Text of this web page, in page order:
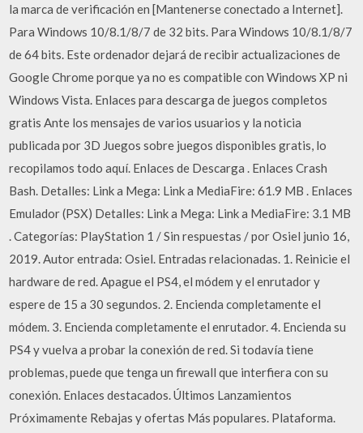
la marca de verificación en [Mantenerse conectado a Internet].
Para Windows 10/8.1/8/7 de 32 bits. Para Windows 10/8.1/8/7
de 64 bits. Este ordenador dejará de recibir actualizaciones de
Google Chrome porque ya no es compatible con Windows XP ni
Windows Vista. Enlaces para descarga de juegos completos
gratis Ante los mensajes de varios usuarios y la noticia
publicada por 3D Juegos sobre juegos disponibles gratis, lo
recopilamos todo aquí. Enlaces de Descarga . Enlaces Crash
Bash. Detalles: Link a Mega: Link a MediaFire: 61.9 MB . Enlaces
Emulador (PSX) Detalles: Link a Mega: Link a MediaFire: 3.1 MB
. Categorías: PlayStation 1 / Sin respuestas / por Osiel junio 16,
2019. Autor entrada: Osiel. Entradas relacionadas. 1. Reinicie el
hardware de red. Apague el PS4, el módem y el enrutador y
espere de 15 a 30 segundos. 2. Encienda completamente el
módem. 3. Encienda completamente el enrutador. 4. Encienda su
PS4 y vuelva a probar la conexión de red. Si todavía tiene
problemas, puede que tenga un firewall que interfiera con su
conexión. Enlaces destacados. Últimos Lanzamientos
Próximamente Rebajas y ofertas Más populares. Plataforma.